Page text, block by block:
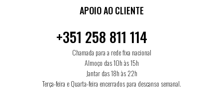
APOIO AO CLIENTE
+351 258 811 114
Chamada para a rede fixa nacional
Almoço das 10h às 15h
Jantar das 18h às 22h
Terça-feira e Quarta-feira encerrados para descanso semanal.